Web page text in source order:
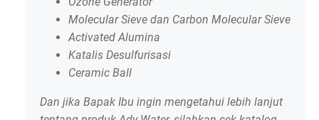
Molecular Sieve dan Carbon Molecular Sieve
Activated Alumina
Katalis Desulfurisasi
Ceramic Ball
Dan jika Bapak Ibu ingin mengetahui lebih lanjut